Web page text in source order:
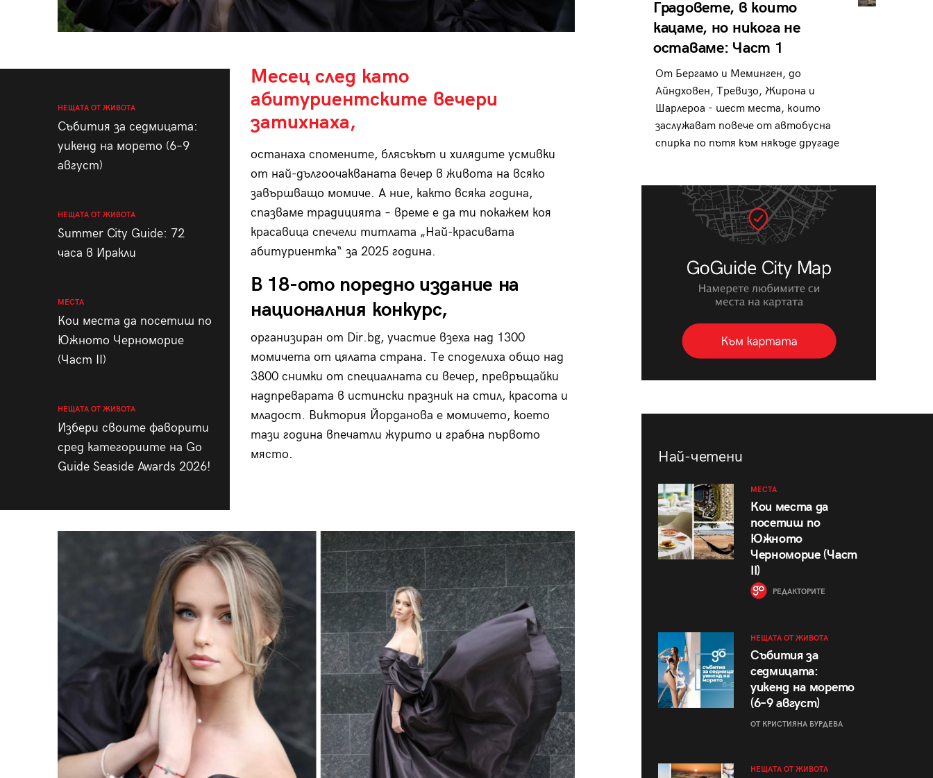
НЕЩАТА ОТ ЖИВОТА
Събития за седмицата:
уикенд на морето (6–9
август)
НЕЩАТА ОТ ЖИВОТА
Summer City Guide: 72
часа в Иракли
МЕСТА
Кои места да посетиш по
Южното Черноморие
(Част II)
НЕЩАТА ОТ ЖИВОТА
Избери своите фаворити
сред категориите на Go
Guide Seaside Awards 2026!
Месец след като
абитуриентските вечери
затихнаха,
останаха спомените, блясъкът и хилядите усмивки
от най-дългоочакваната вечер в живота на всяко
завършващо момиче. А ние, както всяка година,
спазваме традицията – време е да ти покажем коя
красавица спечели титлата „Най-красивата
абитуриентка“ за 2025 година.
В 18-ото поредно издание на
националния конкурс,
организиран от Dir.bg, участие взеха над 1300
момичета от цялата страна. Те споделиха общо над
3800 снимки от специалната си вечер, превръщайки
надпреварата в истински празник на стил, красота и
младост. Виктория Йорданова е момичето, което
тази година впечатли журито и грабна първото
място.
Градовете, в които
кацаме, но никога не
оставаме: Част 1
От Бергамо и Меминген, до
Айндховен, Тревизо, Жирона и
Шарлероа - шест места, които
заслужават повече от автобусна
спирка по пътя към някъде другаде
Най-четени
МЕСТА
Кои места да
посетиш по
Южното
Черноморие (Част
II)
РЕДАКТОРИТЕ
НЕЩАТА ОТ ЖИВОТА
Събития за
седмицата:
уикенд на морето
(6–9 август)
ОТ КРИСТИЯНА БУРДЕВА
НЕЩАТА ОТ ЖИВОТА